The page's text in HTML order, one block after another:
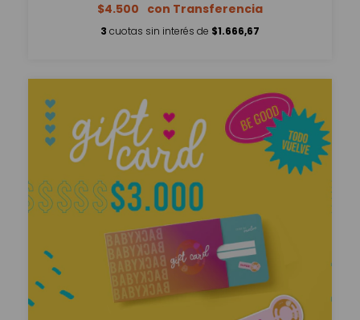
$4.500
3 cuotas sin interés de $1.666,67